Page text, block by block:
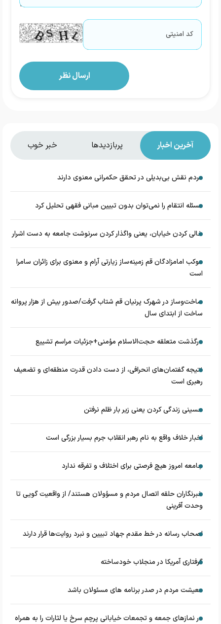
آخرین اخبار پربازدیدها خبر خوب
مردم نقش بی‌بدیلی در تحقق حکمرانی معنوی دارند
مسئله انتقام را نمی‌توان بدون تبیین مبانی فقهی تحلیل کرد
خالی کردن خیابان، یعنی واگذار کردن سرنوشت جامعه به دست اشرار
موکب امامزادگان قم زمینه‌ساز زیارتی آرام و معنوی برای زائران سامرا
است
ساخت‌وساز در شهرک پرنیان قم شتاب گرفت/صدور بیش از هزار پروانه
ساخت از ابتدای سال
درگذشت متعلقه حجت‌الاسلام مؤمنی+جزئیات مراسم تشییع
نتیجه گفتمان‌های انحرافی، از دست دادن قدرت منطقه‌ای و تضعیف
رهبری است
حسینی زندگی کردن یعنی زیر بار ظلم نرفتن
اخبار خلاف واقع به نام رهبر انقلاب جرم بسیار بزرگی است
جامعه امروز هیچ فرصتی برای اختلاف و تفرقه ندارد
خبرنگاران حلقه اتصال مردم و مسؤولان هستند/ از واقعیت گویی تا
وحدت آفرینی
اصحاب رسانه در خط مقدم جهاد تبیین و نبرد روایت‌ها قرار دارند
گرفتاری آمریکا در منجلاب خودساخته
معیشت مردم در صدر برنامه های مسئولان باشد
در نماز‌های جمعه و تجمعات خیابانی پرچم سرخ یا لثارات را به همراه